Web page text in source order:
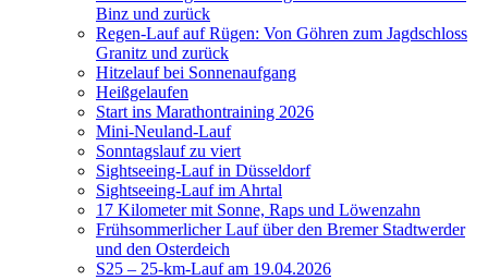
Binz und zurück
Regen-Lauf auf Rügen: Von Göhren zum Jagdschloss
Granitz und zurück
Hitzelauf bei Sonnenaufgang
Heißgelaufen
Start ins Marathontraining 2026
Mini-Neuland-Lauf
Sonntagslauf zu viert
Sightseeing-Lauf in Düsseldorf
Sightseeing-Lauf im Ahrtal
17 Kilometer mit Sonne, Raps und Löwenzahn
Frühsommerlicher Lauf über den Bremer Stadtwerder
und den Osterdeich
S25 – 25-km-Lauf am 19.04.2026